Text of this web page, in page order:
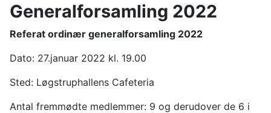
Generalforsamling 2022
Referat ordinær generalforsamling 2022
Dato: 27.januar 2022 kl. 19.00
Sted: Løgstruphallens Cafeteria
Antal fremmødte medlemmer: 9 og derudover de 6 i